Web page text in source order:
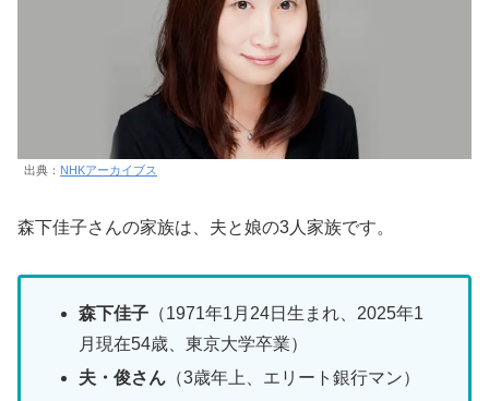
出典： NHKアーカイブス
森下佳子さんの家族は、夫と娘の3人家族です。
森下佳子 （1971年1月24日生まれ、2025年1
月現在54歳、東京大学卒業）
夫・俊さん （3歳年上、エリート銀行マン）